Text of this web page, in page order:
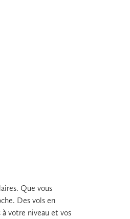
Que vous
Des vols en
votre niveau et vos